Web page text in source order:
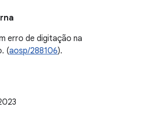
erro de digitação na
(aosp/288106).